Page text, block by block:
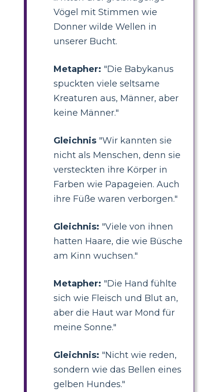
Vögel mit Stimmen wie
Donner wilde Wellen in
unserer Bucht.
Metapher: "Die Babykanus
spuckten viele seltsame
Kreaturen aus, Männer, aber
keine Männer."
Gleichnis "Wir kannten sie
nicht als Menschen, denn sie
versteckten ihre Körper in
Farben wie Papageien. Auch
ihre Füße waren verborgen."
Gleichnis: "Viele von ihnen
hatten Haare, die wie Büsche
am Kinn wuchsen."
Metapher: "Die Hand fühlte
sich wie Fleisch und Blut an,
aber die Haut war Mond für
meine Sonne."
Gleichnis: "Nicht wie reden,
sondern wie das Bellen eines
gelben Hundes."